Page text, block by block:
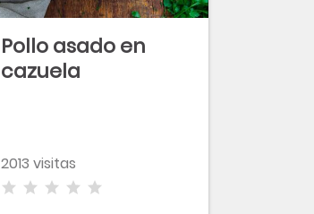
Pollo asado en
cazuela
2013 visitas